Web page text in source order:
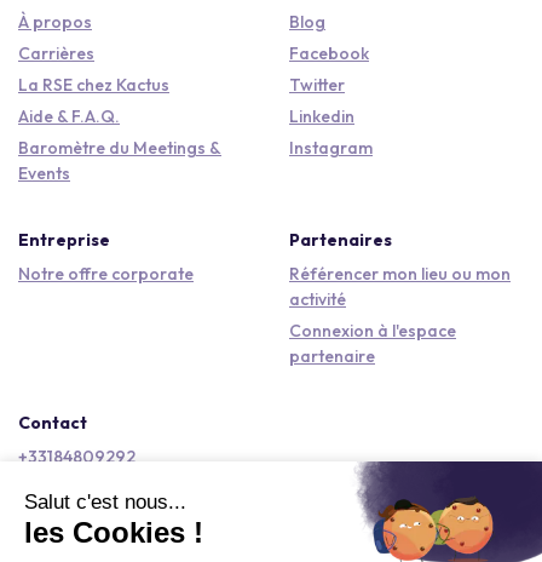
À propos
Carrières
La RSE chez Kactus
Aide & F.A.Q.
Baromètre du Meetings &
Events
Blog
Facebook
Twitter
Linkedin
Instagram
Entreprise
Notre offre corporate
Partenaires
Référencer mon lieu ou mon
activité
Connexion à l'espace
partenaire
Contact
+33184809292